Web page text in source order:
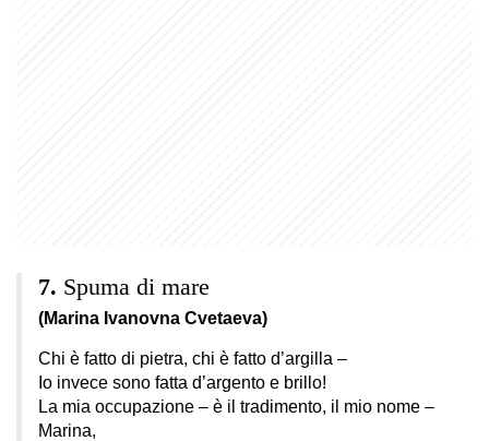
Spuma di mare
(Marina Ivanovna Cvetaeva)
Chi è fatto di pietra, chi è fatto d’argilla –
Io invece sono fatta d’argento e brillo!
La mia occupazione – è il tradimento, il mio nome –
Marina,